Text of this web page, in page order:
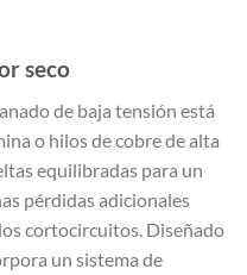
seco
de baja tensión está
o hilos de cobre de alta
equilibradas para un
pérdidas adicionales
cortocircuitos. Diseñado
un sistema de